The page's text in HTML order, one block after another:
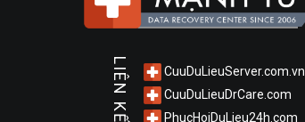
LIÊN KẾT
CuuDuLieuServer.com.vn
CuuDuLieuDrCare.com
PhucHoiDuLieu24h.com